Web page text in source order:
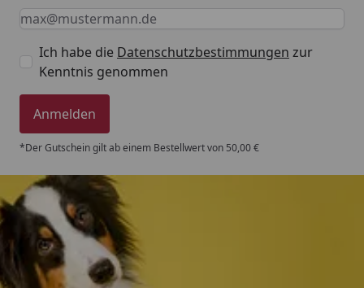
Keine Eingabe erforderlich
Eingabe erforderlich
E-Mail *
Ich habe die Datenschutzbestimmungen zur
Kenntnis genommen
Anmelden
*Der Gutschein gilt ab einem Bestellwert von 50,00 €
Trusted Shops